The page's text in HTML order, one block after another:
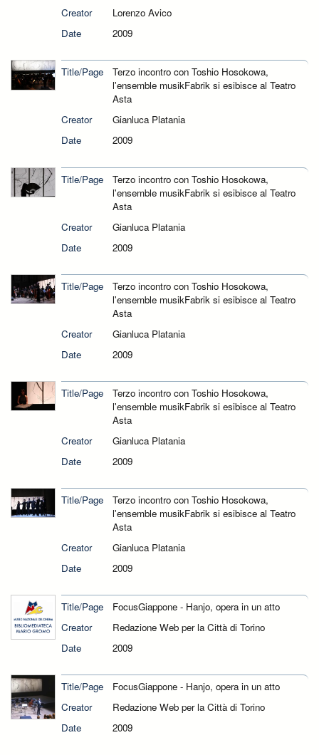
Creator
Lorenzo Avico
Date
2009
Title/Page
Terzo incontro con Toshio Hosokowa,
l'ensemble musikFabrik si esibisce al Teatro
Asta
Creator
Gianluca Platania
Date
2009
Title/Page
Terzo incontro con Toshio Hosokowa,
l'ensemble musikFabrik si esibisce al Teatro
Asta
Creator
Gianluca Platania
Date
2009
Title/Page
Terzo incontro con Toshio Hosokowa,
l'ensemble musikFabrik si esibisce al Teatro
Asta
Creator
Gianluca Platania
Date
2009
Title/Page
Terzo incontro con Toshio Hosokowa,
l'ensemble musikFabrik si esibisce al Teatro
Asta
Creator
Gianluca Platania
Date
2009
Title/Page
Terzo incontro con Toshio Hosokowa,
l'ensemble musikFabrik si esibisce al Teatro
Asta
Creator
Gianluca Platania
Date
2009
Title/Page
FocusGiappone - Hanjo, opera in un atto
Creator
Redazione Web per la Città di Torino
Date
2009
Title/Page
FocusGiappone - Hanjo, opera in un atto
Creator
Redazione Web per la Città di Torino
Date
2009